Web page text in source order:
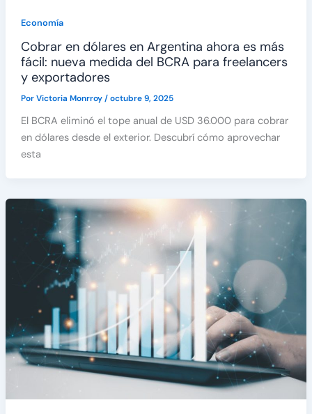
Economía
Cobrar en dólares en Argentina ahora es más
fácil: nueva medida del BCRA para freelancers
y exportadores
PorVictoria Monrroy/octubre 9, 2025
El BCRA eliminó el tope anual de USD 36.000 para cobrar
en dólares desde el exterior. Descubrí cómo aprovechar
esta